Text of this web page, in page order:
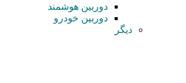
دوربین هوشمند
دوربین خودرو
دیگر